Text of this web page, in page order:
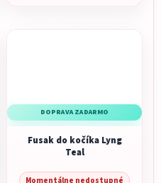
DOPRAVA ZADARMO
Fusak do kočíka Lyng
Teal
Momentálne nedostupné